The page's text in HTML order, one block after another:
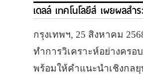
เดลล์ เทคโนโลยีส์ เผยผลสำ
กรุงเทพฯ, 25 สิงหาคม
ทําการวิเคราะห์อย่างคร
พร้อมให้คําแนะนําเชิงกล